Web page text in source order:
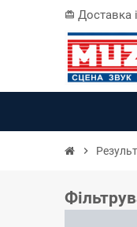
card_giftcard Доставка
chevron_right